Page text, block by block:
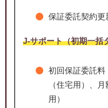
保証委託契約
J-サポート（初期一括
初回保証委託料
（住宅用）、
用）